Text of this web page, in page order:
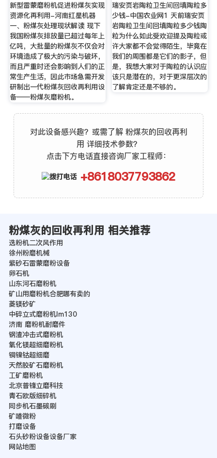
新型雷蒙磨粉机促进粉煤灰实现
资源化再利用-河南红星机器
一、粉煤灰处理现状解读 现下
我国粉煤灰排放量已超过每年上
亿吨，大批量的粉煤灰不仅会对
环境造成了极大的污染与破坏，
而且严重时还会影响到人们的正
常生产生活，因此市场急需开发
研制出一代粉煤灰回收再利用设
备——粉煤灰磨粉机。
瑞安页岩陶粒卫生间回填陶粒多
少钱-中国农业网1 天前瑞安页
岩陶粒卫生间回填陶粒多少钱陶
粒为什么如此受欢迎提及陶粒或
许大家都不会觉得陌生，毕竟在
我们的周围都是它们的影子，但
是，我想大家对于陶粒的认识应
该只是潜在的，对于更深层次的
了解肯定还是不够的。
对此设备感兴趣？或需了解 粉煤灰的回收再利
用 详细技术参数？
点击下方电话直接咨询厂家工程师：
+8618037793862
粉煤灰的回收再利用 相关推荐
选粉机二次风作用
徐州粉磨机械
紫砂石雷蒙磨粉设备
卵石机
山东河石磨粉机
矿山用磨粉机合肥哪有卖的
菱镁砂矿
中碎立式磨粉机lm130
济南 磨粉机耐磨件
钢渣冲击式磨粉机
氧化镁超细磨粉机
铜镍钴超细磨
天然胶矿石磨粉机
工矿磨粉机
北京普锋立磨科技
青石欧版细碎机
同步机石墨碳刷
矿喳微粉
打磨设备
石头砂粉设备设备厂家
网站地图